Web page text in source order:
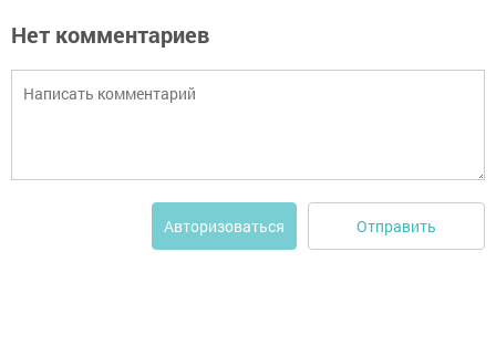
Нет комментариев
Авторизоваться Отправить